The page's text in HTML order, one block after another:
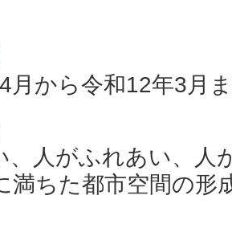
から令和12年3月
人がふれあい、人
満ちた都市空間の形